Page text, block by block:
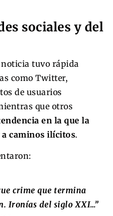
sociales y del
noticia tuvo rápida
como Twitter,
de usuarios
que otros
en la que la
a caminos ilícitos.
crime que termina
Ironías del siglo XXI…”